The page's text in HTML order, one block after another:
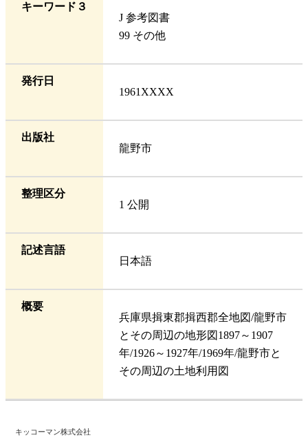
キーワード３
J 参考図書
99 その他
発行日
1961XXXX
出版社
龍野市
整理区分
1 公開
記述言語
日本語
概要
兵庫県揖東郡揖西郡全地図/龍野市
とその周辺の地形図1897～1907
年/1926～1927年/1969年/龍野市と
その周辺の土地利用図
キッコーマン株式会社